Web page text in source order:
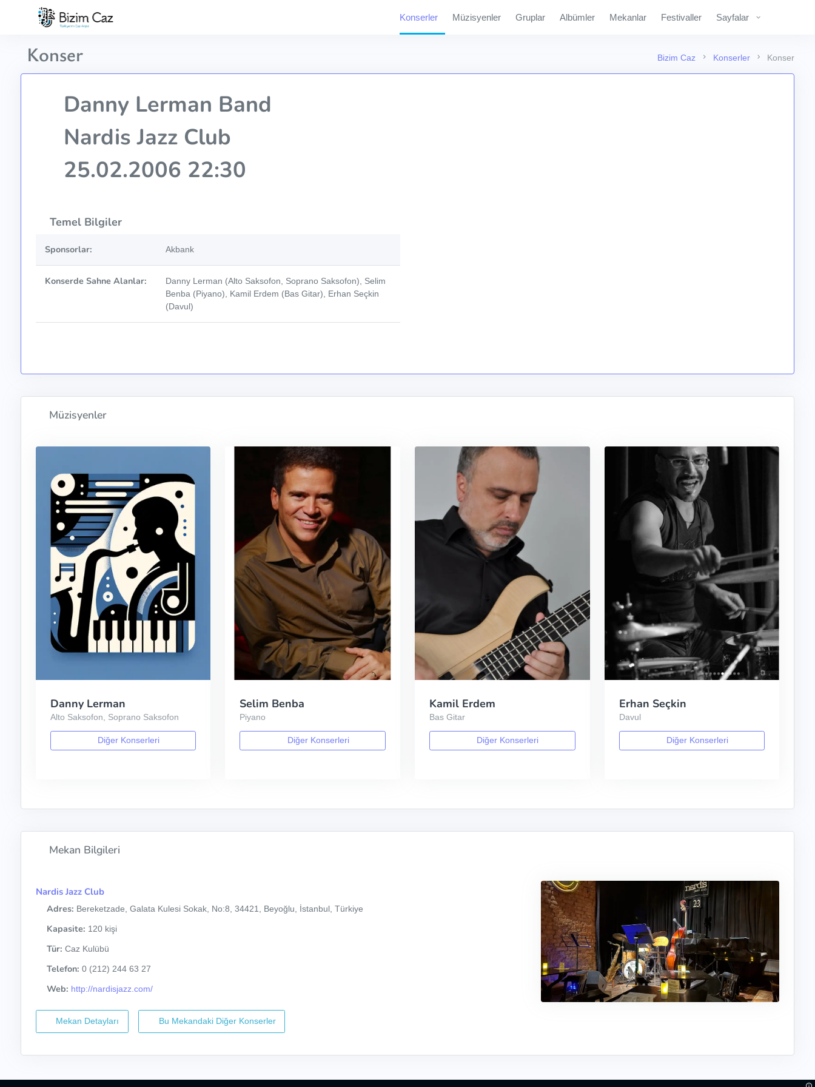
Konserler Müzisyenler Gruplar Albümler Mekanlar Festivaller Sayfalar
Bizim Caz Konserler Konser
Konser
Danny Lerman Band
Nardis Jazz Club
25.02.2006 22:30
Temel Bilgiler
Sponsorlar: Akbank
Konserde Sahne Alanlar:
Danny Lerman (Alto Saksofon, Soprano Saksofon), Selim
Benba (Piyano), Kamil Erdem (Bas Gitar), Erhan Seçkin
(Davul)
Müzisyenler
Danny Lerman
Alto Saksofon, Soprano Saksofon
Diğer Konserleri
Selim Benba
Piyano
Diğer Konserleri
Kamil Erdem
Bas Gitar
Diğer Konserleri
Erhan Seçkin
Davul
Diğer Konserleri
Mekan Bilgileri
Nardis Jazz Club
Adres: Bereketzade, Galata Kulesi Sokak, No:8, 34421, Beyoğlu, İstanbul, Türkiye
Kapasite: 120 kişi
Tür: Caz Kulübü
Telefon: 0 (212) 244 63 27
Web: http://nardisjazz.com/
Mekan Detayları Bu Mekandaki Diğer Konserler